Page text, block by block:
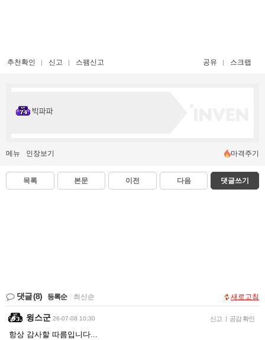
추천확인 신고 스팸신고 공유 스크랩
빅파파
메뉴 인장보기 마격주기
목록 본문 이전 다음 댓글쓰기
댓글(8) 등록순 최신순 새로고침
윙스군 26-07-08 10:30 신고 | 공감 확인
항상 감사할 따름입니다...